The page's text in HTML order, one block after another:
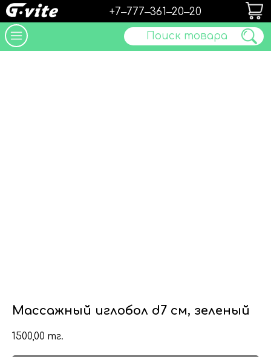
Поиск товара
+7‒777‒361‒20‒20
Массажный иглобол d7 см, зеленый
1500,00 тг.